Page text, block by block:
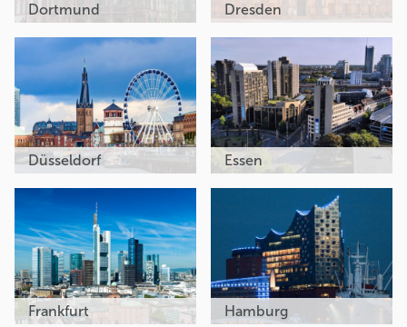
Dortmund Dresden
Düsseldorf Essen
Frankfurt Hamburg